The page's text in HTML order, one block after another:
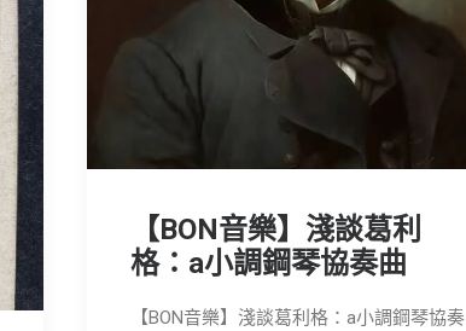
【BON音樂】淺談葛利
格：a小調鋼琴協奏曲
【BON音樂】淺談葛利格：a小調鋼琴協奏